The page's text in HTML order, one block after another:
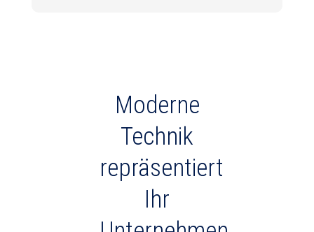
Moderne
Technik
repräsentiert
Ihr